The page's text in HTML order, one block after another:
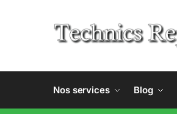
Nos services Blog